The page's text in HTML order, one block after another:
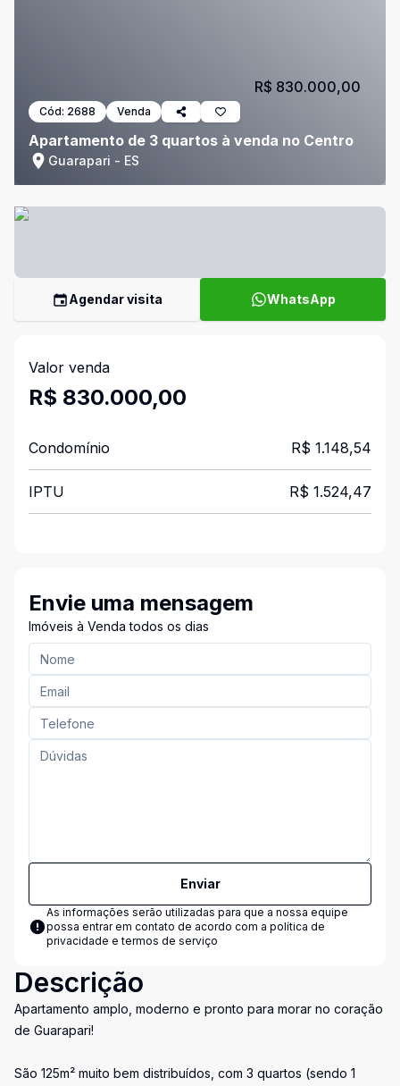
Cód: 2688 Venda
Apartamento de 3 quartos à venda no Centro
Guarapari - ES
R$ 830.000,00
Agendar visita WhatsApp
Valor venda
R$ 830.000,00
Condomínio R$ 1.148,54
IPTU R$ 1.524,47
Envie uma mensagem
Imóveis à Venda todos os dias
Enviar
As informações serão utilizadas para que a nossa equipe
possa entrar em contato de acordo com a política de
privacidade e termos de serviço
Descrição
Apartamento amplo, moderno e pronto para morar no coração
de Guarapari!
São 125m² muito bem distribuídos, com 3 quartos (sendo 1